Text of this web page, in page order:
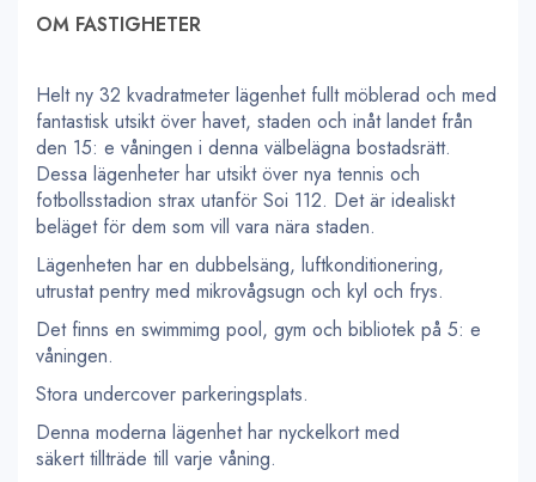
OM FASTIGHETER
Helt ny 32 kvadratmeter lägenhet fullt möblerad och med
fantastisk utsikt över havet, staden och inåt landet från
den 15: e våningen i denna välbelägna bostadsrätt.
Dessa lägenheter har utsikt över nya tennis och
fotbollsstadion strax utanför Soi 112. Det är idealiskt
beläget för dem som vill vara nära staden.
Lägenheten har en dubbelsäng, luftkonditionering,
utrustat pentry med mikrovågsugn och kyl och frys.
Det finns en swimmimg pool, gym och bibliotek på 5: e
våningen.
Stora undercover parkeringsplats.
Denna moderna lägenhet har nyckelkort med
säkert tillträde till varje våning.